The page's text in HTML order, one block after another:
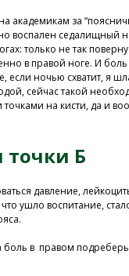
академикам за
воспален седалищный
только не так
в правой ноге. И
если ночью схватит, я
сейчас такой
точками на кисти, да и
Б
давление,
ушло воспитание,
боль в правом
к
чтобы
здоровье
походов в
здоровья